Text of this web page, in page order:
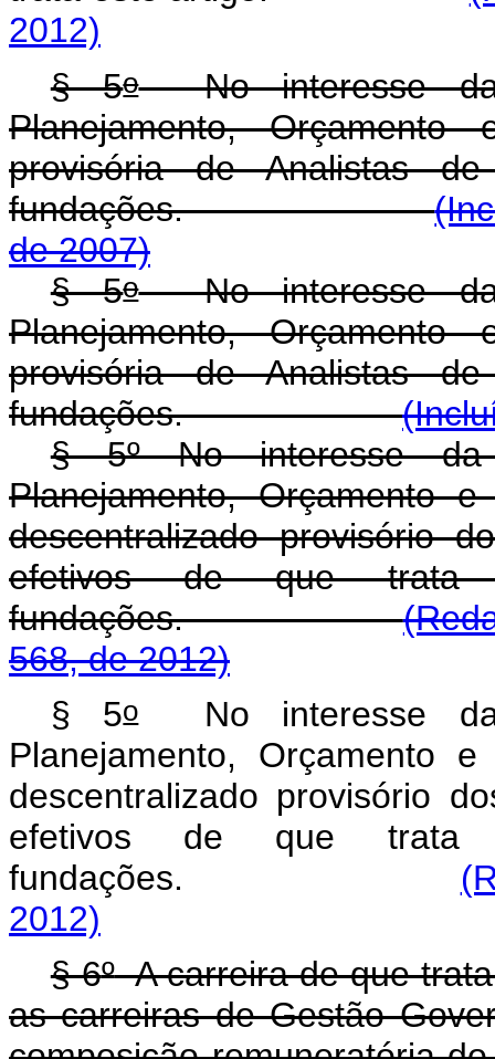
2012)
§ 5oNo interesse da
Planejamento,
provisória de Analistas
fundações.
de 2007)
§ 5oNo interesse da
Planejamento,
provisória de Analistas
fundações.
§ 5º No interesse da
Planejamento, Orçamento
descentralizado provisório
efetivos de que
fundações.
568, de 2012)
§ 5oNo interesse da
Planejamento, Orçamento
descentralizado provisório
efetivos de que
fundações.
2012)
§ 6ºA carreira de que
as carreiras de Gestão